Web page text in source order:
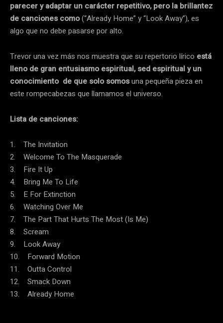
parecer y adaptar un carácter repetitivo, pero la brillantez
de canciones como(“Already Home” y “Look Away”), es
algo que no debe pasarse por alto.
Trevor una vez más nos muestra que su repertorio lírico está
lleno de gran entusiasmo espiritual, sed espiritual y un
conocimiento de que solo somosuna pequeña pieza en
este rompecabezas que llamamos el universo.
Lista de canciones:
1. The Invitation
2. Welcome To The Masquerade
3. Fire It Up
4. Bring Me To Life
5. E For Extinction
6. Watching Over Me
7. The Part That Hurts The Most (Is Me)
8. Scream
9. Look Away
10. Forward Motion
11. Outta Control
12. Smack Down
13. Already Home